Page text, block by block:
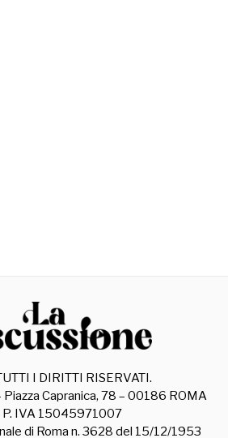
I DIRITTI RISERVATI.
Piazza Capranica, 78 – 00186 ROMA
P. IVA 15045971007
di Roma n. 3628 del 15/12/1953